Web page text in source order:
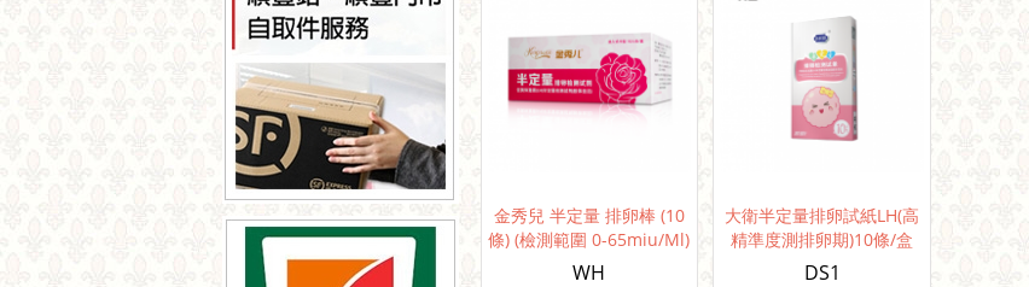
金秀兒 半定量 排卵棒 (10
條) (檢測範圍 0-65miu/ml)
WH
大衛半定量排卵試紙LH(高
精準度測排卵期)10條/盒
DS1